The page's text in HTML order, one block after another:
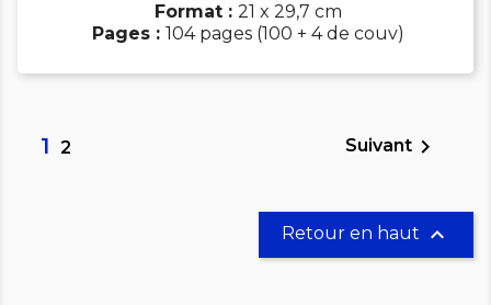
Format : 21 x 29,7 cm
Pages : 104 pages (100 + 4 de couv)
1 2 Suivant 
Retour en haut 